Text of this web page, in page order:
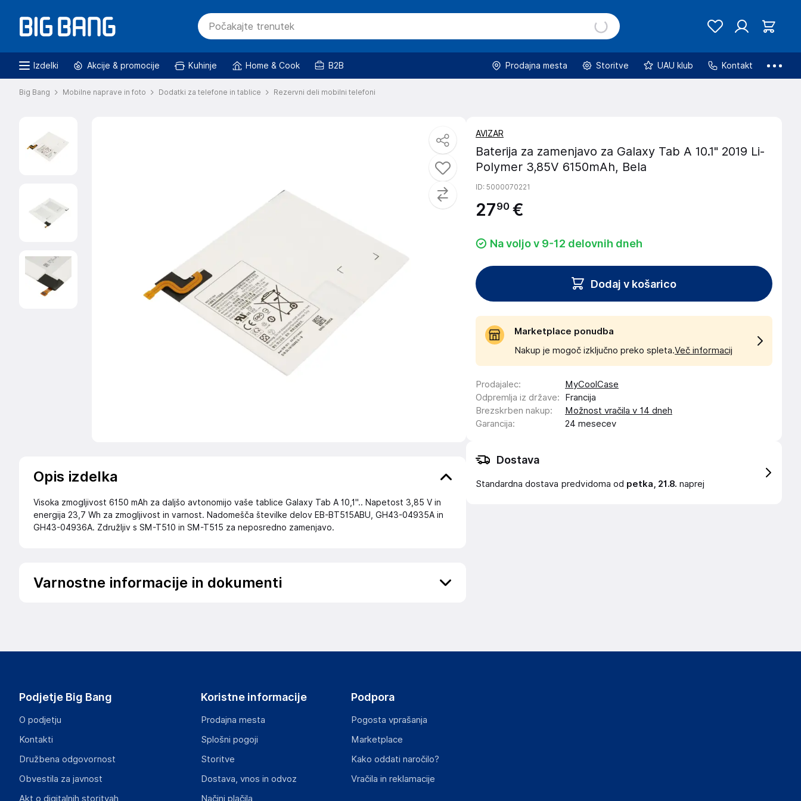
Izdelki Akcije & promocije Kuhinje Home & Cook B2B Prodajna mesta Storitve UAU klub Kontakt
Big Bang Mobilne naprave in foto Dodatki za telefone in tablice Rezervni deli mobilni telefoni
Opis izdelka
Visoka zmogljivost 6150 mAh za daljšo avtonomijo vaše tablice Galaxy Tab A 10,1".. Napetost 3,85 V in
energija 23,7 Wh za zmogljivost in varnost. Nadomešča številke delov EB-BT515ABU, GH43-04935A in
GH43-04936A. Združljiv s SM-T510 in SM-T515 za neposredno zamenjavo.
Varnostne informacije in dokumenti
contact@gsm55.net
Gospodarski subjekt s sedežem v EU, ki zagotavlja skladnost izdelka z zahtevanimi predpisi.
30 bis rue Girard, 93100 Montreuil, FRANCE
Francija
AVIZAR
Baterija za zamenjavo za Galaxy Tab A 10.1" 2019 Li-
Polymer 3,85V 6150mAh, Bela
ID: 5000070221
2790 €
Na voljo v 9-12 delovnih dneh
Dodaj v košarico
Marketplace ponudba
Nakup je mogoč izključno preko spleta.Več informacij
Prodajalec:
MyCoolCase
Odpremlja iz države:
Francija
Brezskrben nakup:
Možnost vračila v 14 dneh
Garancija: 24 mesecev
Dostava
Standardna dostava predvidoma od petka, 21.8. naprej
Podjetje Big Bang
O podjetju
Kontakti
Družbena odgovornost
Obvestila za javnost
Akt o digitalnih storitvah
Koristne informacije
Prodajna mesta
Splošni pogoji
Storitve
Dostava, vnos in odvoz
Načini plačila
Podpora
Pogosta vprašanja
Marketplace
Kako oddati naročilo?
Vračila in reklamacije